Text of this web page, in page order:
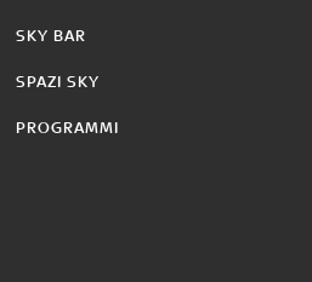
SKY BAR
SPAZI SKY
PROGRAMMI